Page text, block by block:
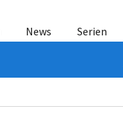
News Serien